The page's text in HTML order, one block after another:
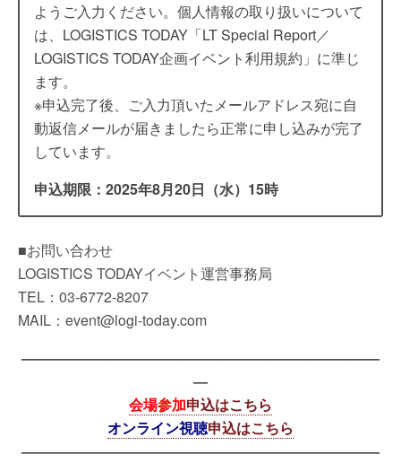
ようご入力ください。個人情報の取り扱いについて
は、LOGISTICS TODAY「LT Special Report／
LOGISTICS TODAY企画イベント利用規約」に準じ
ます。
※申込完了後、ご入力頂いたメールアドレス宛に自
動返信メールが届きましたら正常に申し込みが完了
しています。
申込期限：2025年8月20日（水）15時
■お問い合わせ
LOGISTICS TODAYイベント運営事務局
TEL：03-6772-8207
MAIL：event@logi-today.com
—————————————————————————
—
会場参加申込はこちら
オンライン視聴申込はこちら
—————————————————————————